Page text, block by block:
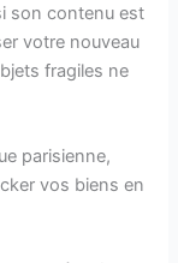
son contenu est
votre nouveau
fragiles ne
parisienne,
vos biens en